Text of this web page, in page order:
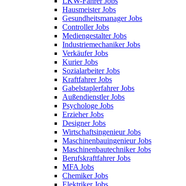
Hausmeister Jobs
Gesundheitsmanager Jobs
Controller Jobs
Mediengestalter Jobs
Industriemechaniker Jobs
Verkäufer Jobs
Kurier Jobs
Sozialarbeiter Jobs
Kraftfahrer Jobs
Gabelstaplerfahrer Jobs
Außendienstler Jobs
Psychologe Jobs
Erzieher Jobs
Designer Jobs
Wirtschaftsingenieur Jobs
Maschinenbauingenieur Jobs
Maschinenbautechniker Jobs
Berufskraftfahrer Jobs
MFA Jobs
Chemiker Jobs
Elektriker Jobs